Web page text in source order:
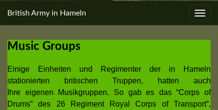
British Army in Hameln
Music Groups
Einige Einheiten und Regimenter der in Hameln
stationierten britischen Truppen, hatten auch
Ihre eigenen Musikgruppen. So gab es das “Corps of
Drums” des 26 Regiment Royal Corps of Transport”,